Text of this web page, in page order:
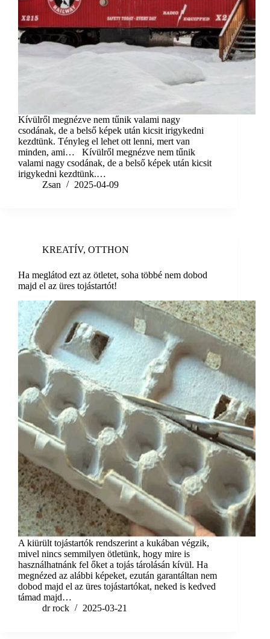
Kívülről megnézve nem tűnik valami nagy
csodának, de a belső képek után kicsit irigykedni
kezdtünk. Tényleg el lehet ott lenni, mert van
minden, ami… Kívülről megnézve nem tűnik
valami nagy csodának, de a belső képek után kicsit
irigykedni kezdtünk.…
Zsan
2025-04-09
KREATÍV, OTTHON
Ha meglátod ezt az ötletet, soha többé nem dobod
majd el az üres tojástartót!
A kiürült tojástartók rendszerint a kukában végzik,
mivel nincs semmilyen ötletünk, hogy mire is
használhatnánk fel őket a tojás tárolásán kívül. Ha
megnézed az alábbi képeket, ezután garantáltan nem
dobod majd el az üres tojástartókat, neked is kedved
támad majd…
dr rock
2025-03-21